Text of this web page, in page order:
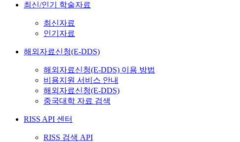
최신/인기 학술자료
최신자료
인기자료
해외자료신청(E-DDS)
해외자료신청(E-DDS) 이용 방법
비용지원 서비스 안내
해외자료신청(E-DDS)
중국대학 자료 검색
RISS API 센터
RISS 검색 API